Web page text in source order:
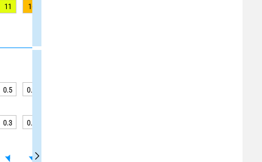
11 16
0.5 0.5
0.3 0.4